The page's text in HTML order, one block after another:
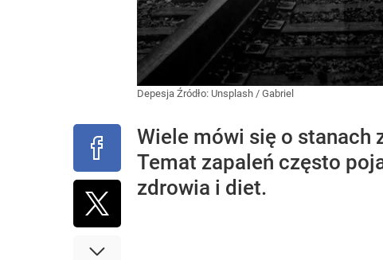
Depesja Źródło: Unsplash / Gabriel
Wiele mówi się o stanach
Temat zapaleń często
zdrowia i diet.